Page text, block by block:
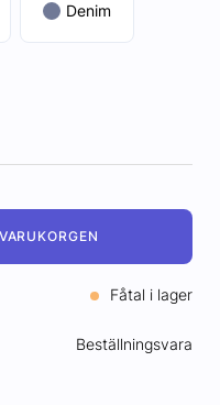
Denim
Fåtal i lager
Beställningsvara